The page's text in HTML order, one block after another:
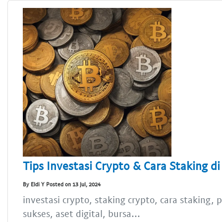
Tips Investasi Crypto & Cara Staking di
By Eldi Y Posted on 13 Jul, 2024
investasi crypto, staking crypto, cara staking,
sukses, aset digital, bursa...